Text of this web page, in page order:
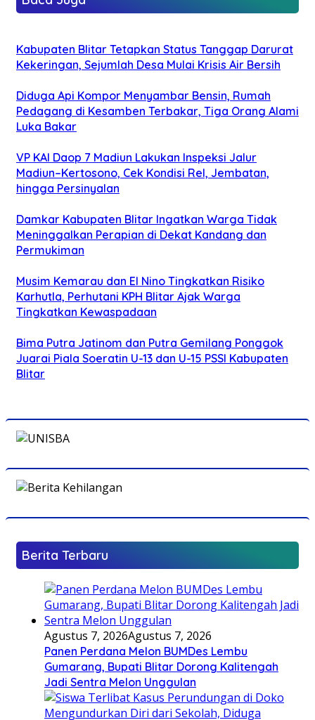
Kabupaten Blitar Tetapkan Status Tanggap Darurat
Kekeringan, Sejumlah Desa Mulai Krisis Air Bersih
Diduga Api Kompor Menyambar Bensin, Rumah
Pedagang di Kesamben Terbakar, Tiga Orang Alami
Luka Bakar
VP KAI Daop 7 Madiun Lakukan Inspeksi Jalur
Madiun–Kertosono, Cek Kondisi Rel, Jembatan,
hingga Persinyalan
Damkar Kabupaten Blitar Ingatkan Warga Tidak
Meninggalkan Perapian di Dekat Kandang dan
Permukiman
Musim Kemarau dan El Nino Tingkatkan Risiko
Karhutla, Perhutani KPH Blitar Ajak Warga
Tingkatkan Kewaspadaan
Bima Putra Jatinom dan Putra Gemilang Ponggok
Juarai Piala Soeratin U-13 dan U-15 PSSI Kabupaten
Blitar
Berita Terbaru
Agustus 7, 2026Agustus 7, 2026
Panen Perdana Melon BUMDes Lembu
Gumarang, Bupati Blitar Dorong Kalitengah
Jadi Sentra Melon Unggulan